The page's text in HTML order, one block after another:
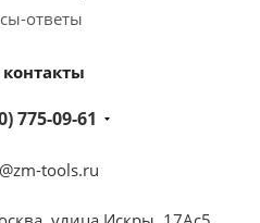
ответы
775-09-61
tools.ru